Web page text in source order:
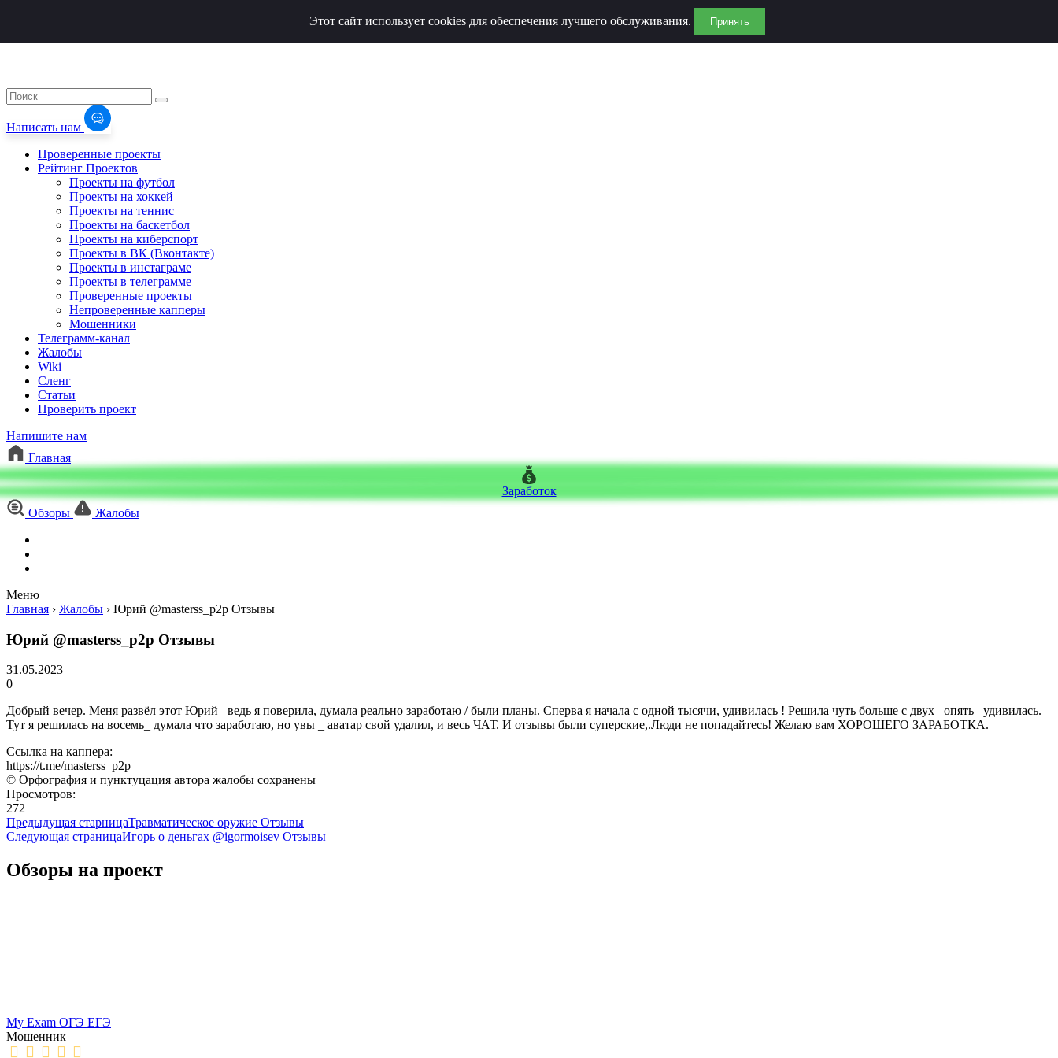
Написать нам
Проверенные проекты
Рейтинг Проектов
Проекты на футбол
Проекты на хоккей
Проекты на теннис
Проекты на баскетбол
Проекты на киберспорт
Проекты в ВК (Вконтакте)
Проекты в инстаграме
Проекты в телеграмме
Проверенные проекты
Непроверенные капперы
Мошенники
Телеграмм-канал
Жалобы
Wiki
Сленг
Статьи
Проверить проект
Напишите нам
Главная
Заработок
Обзоры
Жалобы
Меню
Этот сайт использует cookies для обеспечения лучшего обслуживания. Принять
Главная › Жалобы › Юрий @masterss_p2p Отзывы
Юрий @masterss_p2p Отзывы
31.05.2023
0
Добрый вечер. Меня развёл этот Юрий_ ведь я поверила, думала реально заработаю / были планы. Сперва я начала с одной тысячи, удивилась ! Решила чуть больше с двух_ опять_ удивилась.
Тут я решилась на восемь_ думала что заработаю, но увы _ аватар свой удалил, и весь ЧАТ. И отзывы были суперские,.Люди не попадайтесь! Желаю вам ХОРОШЕГО ЗАРАБОТКА.
Ссылка на каппера:
https://t.me/masterss_p2p
© Орфография и пунктуцация автора жалобы сохранены
Просмотров:
272
Предыдущая старницаТравматическое оружие Отзывы
Следующая страницаИгорь о деньгах @igormoisev Отзывы
Обзоры на проект
My Exam ОГЭ ЕГЭ
Мошенник